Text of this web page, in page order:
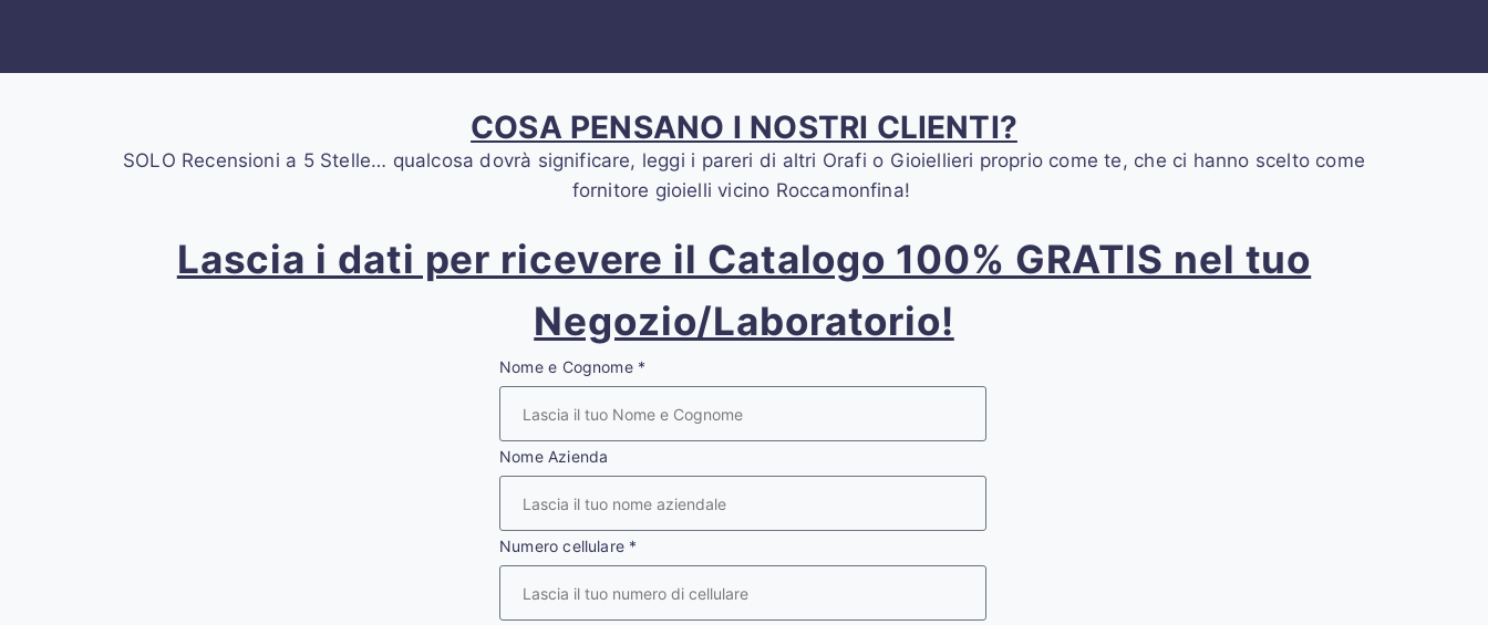
COSA PENSANO I NOSTRI CLIENTI?
SOLO Recensioni a 5 Stelle… qualcosa dovrà significare, leggi i pareri di altri Orafi o Gioiellieri proprio come te, che ci hanno scelto come
fornitore gioielli vicino Roccamonfina!
Lascia i dati per ricevere il Catalogo 100% GRATIS nel tuo
Negozio/Laboratorio!
Nome e Cognome *
Nome Azienda
Numero cellulare *